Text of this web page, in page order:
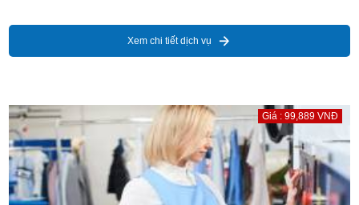
Xem chi tiết dịch vụ
Giá : 99,889 VNĐ